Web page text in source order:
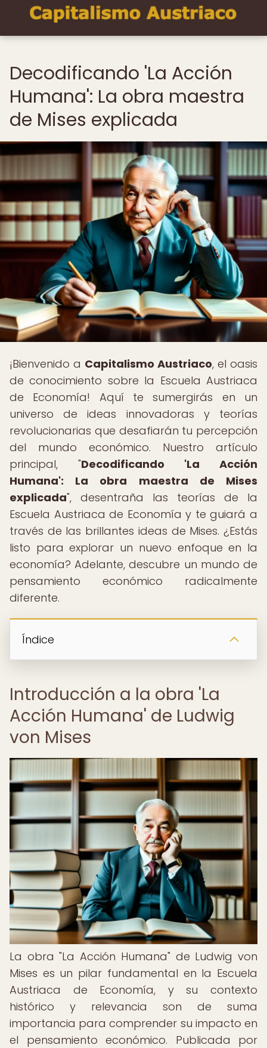
Decodificando 'La Acción
Humana': La obra maestra
de Mises explicada
¡Bienvenido a Capitalismo Austriaco, el oasis
de conocimiento sobre la Escuela Austriaca
de Economía! Aquí te sumergirás en un
universo de ideas innovadoras y teorías
revolucionarias que desafiarán tu percepción
del mundo económico. Nuestro artículo
principal, "Decodificando 'La Acción
Humana': La obra maestra de Mises
explicada", desentraña las teorías de la
Escuela Austriaca de Economía y te guiará a
través de las brillantes ideas de Mises. ¿Estás
listo para explorar un nuevo enfoque en la
economía? Adelante, descubre un mundo de
pensamiento económico radicalmente
diferente.
Índice
Introducción a la obra 'La
Acción Humana' de Ludwig
von Mises
La obra "La Acción Humana" de Ludwig von
Mises es un pilar fundamental en la Escuela
Austriaca de Economía, y su contexto
histórico y relevancia son de suma
importancia para comprender su impacto en
el pensamiento económico. Publicada por